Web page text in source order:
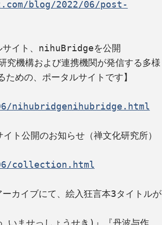
blog/2022/06/post-
サイト、nihuBridgeを公開
機構および連携機関が発信する多様
nihubridgenihubridge.html
collection.html
カイブにて、絵入狂言本3タイトルが
いませっしょうせき)』『丹波与作